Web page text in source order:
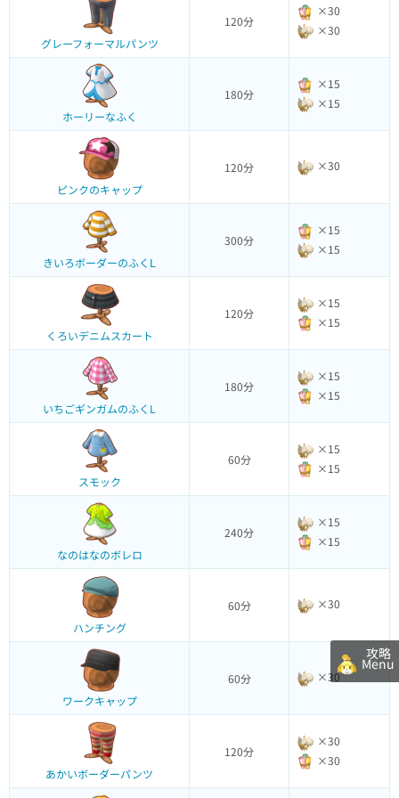
グレーフォーマルパンツ
120分
×30
×30
ホーリーなふく
180分
×15
×15
ピンクのキャップ
120分 ×30
きいろボーダーのふくⅬ
300分
×15
×15
くろいデニムスカート
120分
×15
×15
いちごギンガムのふくL
180分
×15
×15
スモック
60分
×15
×15
なのはなのボレロ
240分
×15
×15
ハンチング
60分 ×30
ワークキャップ
60分 ×30
あかいボーダーパンツ
120分
×30
×30
攻略
Menu